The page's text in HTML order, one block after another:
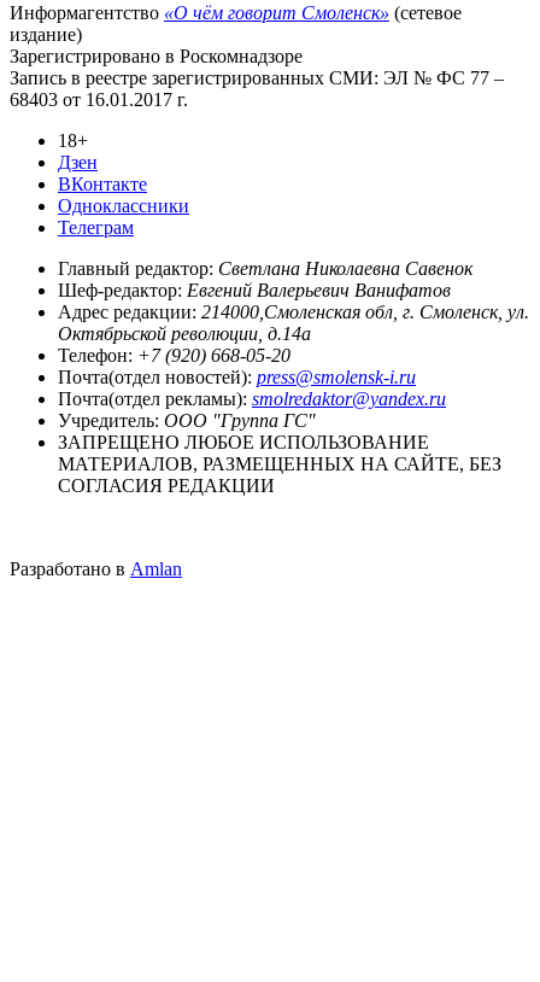
Информагентство «О чём говорит Смоленск» (сетевое
издание)
Зарегистрировано в Роскомнадзоре
Запись в реестре зарегистрированных СМИ: ЭЛ № ФС 77 –
68403 от 16.01.2017 г.
18+
Дзен
ВКонтакте
Одноклассники
Телеграм
Главный редактор: Светлана Николаевна Савенок
Шеф-редактор: Евгений Валерьевич Ванифатов
Адрес редакции: 214000,Смоленская обл, г. Смоленск, ул.
Октябрьской революции, д.14а
Телефон: +7 (920) 668-05-20
Почта(отдел новостей): press@smolensk-i.ru
Почта(отдел рекламы): smolredaktor@yandex.ru
Учредитель: ООО "Группа ГС"
ЗАПРЕЩЕНО ЛЮБОЕ ИСПОЛЬЗОВАНИЕ
МАТЕРИАЛОВ, РАЗМЕЩЕННЫХ НА САЙТЕ, БЕЗ
СОГЛАСИЯ РЕДАКЦИИ
Разработано в Amlan